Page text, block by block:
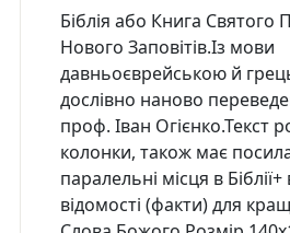
Біблія або Книга Святого
Нового Заповітів.Із мови
давньоєврейською й
дослівно наново
проф. Іван Огієнко.Текст
колонки, також має
паралельні місця в
відомості (факти) для